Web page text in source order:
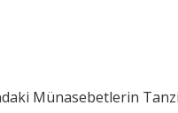
Münasebetlerin